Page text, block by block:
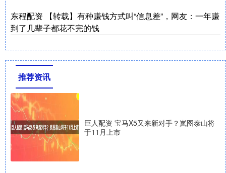
东程配资 【转载】有种赚钱方式叫“信息差”，网友：一年赚
到了几辈子都花不完的钱
推荐资讯
巨人配资 宝马X5又来新对手？岚图泰山将
于11月上市